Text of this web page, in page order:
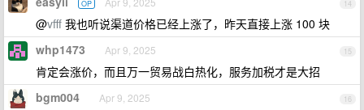
14
OP
@vfff 我也听说渠道价格已经上涨了，昨天直接上涨 100 块
15
whp1473 Apr 9, 2025
肯定会涨价，而且万一贸易战白热化，服务加税才是大招
16
bgm004 Apr 9, 2025